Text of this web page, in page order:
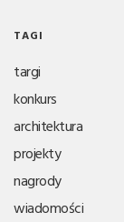
TAGI
targi
konkurs
architektura
projekty
nagrody
wiadomości